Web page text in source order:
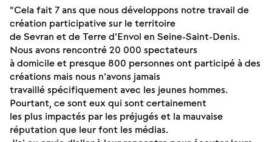
“Cela fait 7 ans que nous développons notre travail de
création participative sur le territoire
de Sevran et de Terre d’Envol en Seine-Saint-Denis.
Nous avons rencontré 20 000 spectateurs
à domicile et presque 800 personnes ont participé à des
créations mais nous n’avons jamais
travaillé spécifiquement avec les jeunes hommes.
Pourtant, ce sont eux qui sont certainement
les plus impactés par les préjugés et la mauvaise
réputation que leur font les médias.